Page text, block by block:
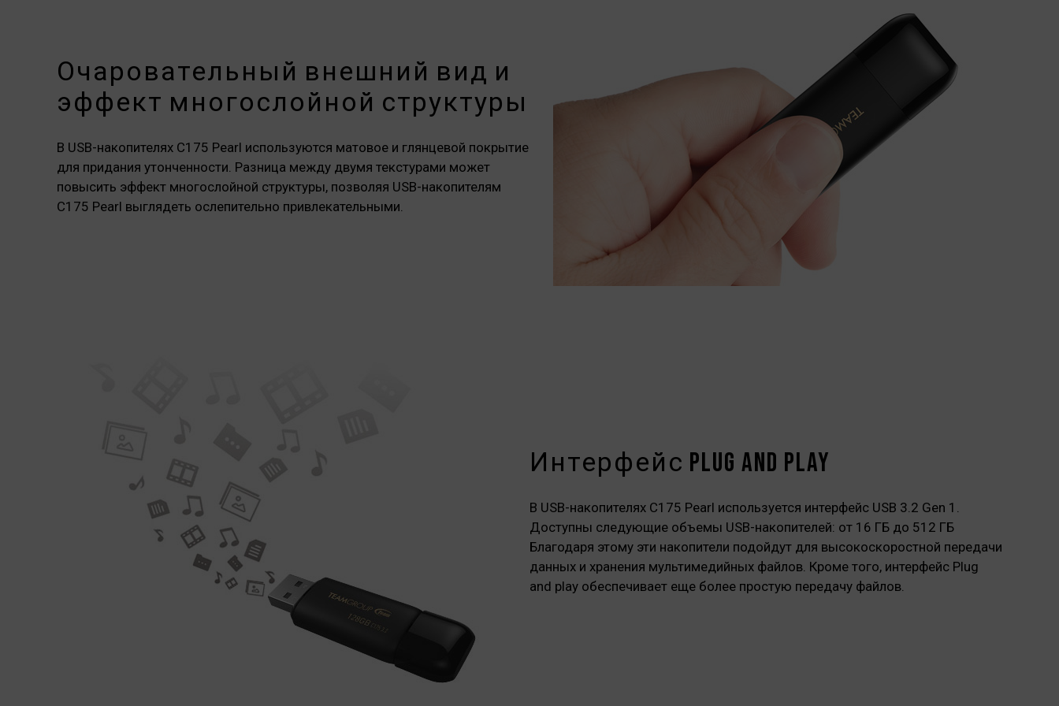
Очаровательный внешний вид и
эффект многослойной структуры
В USB-накопителях C175 Pearl используются матовое и глянцевой покрытие
для придания утонченности. Разница между двумя текстурами может
повысить эффект многослойной структуры, позволяя USB-накопителям
C175 Pearl выглядеть ослепительно привлекательными.
Интерфейс Plug and play
В USB-накопителях C175 Pearl используется интерфейс USB 3.2 Gen 1.
Доступны следующие объемы USB-накопителей: от 16 ГБ до 512 ГБ
Благодаря этому эти накопители подойдут для высокоскоростной передачи
данных и хранения мультимедийных файлов. Кроме того, интерфейс Plug
and play обеспечивает еще более простую передачу файлов.